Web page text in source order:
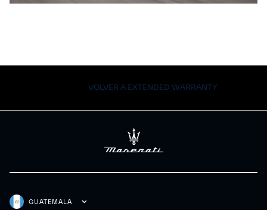
VOLVER A EXTENDED WARRANTY
GUATEMALA